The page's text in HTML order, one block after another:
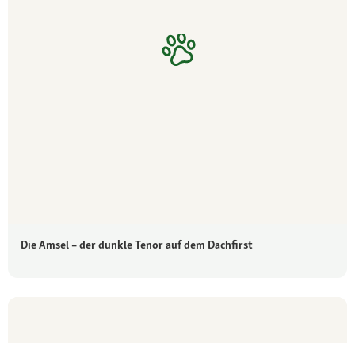
Die Amsel – der dunkle Tenor auf dem Dachfirst